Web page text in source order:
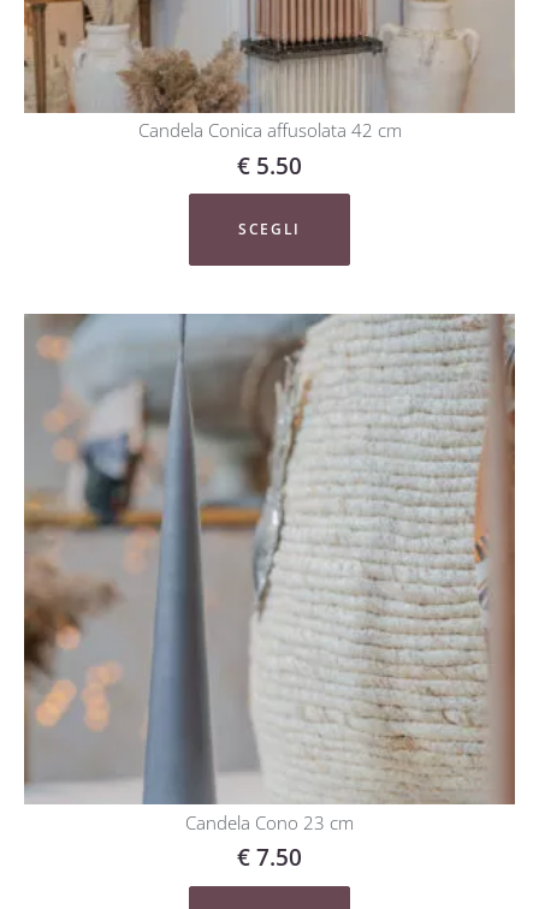
Candela Conica affusolata 42 cm
€ 5.50
SCEGLI
Candela Cono 23 cm
€7.50